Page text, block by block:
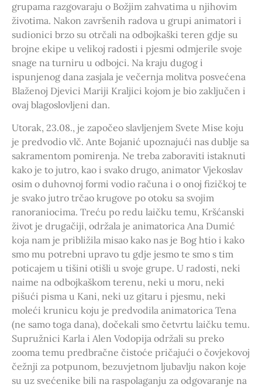
grupama razgovaraju o Božjim zahvatima u njihovim
životima. Nakon završenih radova u grupi animatori i
sudionici brzo su otrčali na odbojkaški teren gdje su
brojne ekipe u velikoj radosti i pjesmi odmjerile svoje
snage na turniru u odbojci. Na kraju dugog i
ispunjenog dana zasjala je večernja molitva posvećena
Blaženoj Djevici Mariji Kraljici kojom je bio zaključen i
ovaj blagoslovljeni dan.
Utorak, 23.08., je započeo slavljenjem Svete Mise koju
je predvodio vlč. Ante Bojanić upoznajući nas dublje sa
sakramentom pomirenja. Ne treba zaboraviti istaknuti
kako je to jutro, kao i svako drugo, animator Vjekoslav
osim o duhovnoj formi vodio računa i o onoj fizičkoj te
je svako jutro trčao krugove po otoku sa svojim
ranoraniocima. Treću po redu laičku temu, Kršćanski
život je drugačiji, održala je animatorica Ana Dumić
koja nam je približila misao kako nas je Bog htio i kako
smo mu potrebni upravo tu gdje jesmo te smo s tim
poticajem u tišini otišli u svoje grupe. U radosti, neki
naime na odbojkaškom terenu, neki u moru, neki
pišući pisma u Kani, neki uz gitaru i pjesmu, neki
moleći krunicu koju je predvodila animatorica Tena
(ne samo toga dana), dočekali smo četvrtu laičku temu.
Supružnici Karla i Alen Vodopija održali su preko
zooma temu predbračne čistoće pričajući o čovjekovoj
čežnji za potpunom, bezuvjetnom ljubavlju nakon koje
su uz svećenike bili na raspolaganju za odgovaranje na